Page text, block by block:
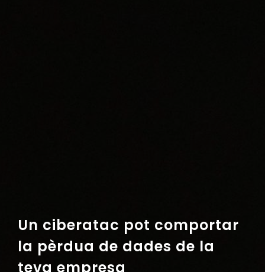
Un ciberatac pot comportar
la pèrdua de dades de la
teva empresa